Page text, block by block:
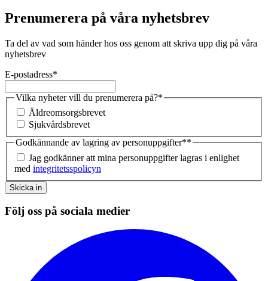
Prenumerera på våra nyhetsbrev
Ta del av vad som händer hos oss genom att skriva upp dig på våra
nyhetsbrev
E-postadress*
Vilka nyheter vill du prenumerera på?*
Äldreomsorgsbrevet
Sjukvårdsbrevet
Godkännande av lagring av personuppgifter**
Jag godkänner att mina personuppgifter lagras i enlighet
med integritetsspolicyn
Skicka in
Följ oss på sociala medier